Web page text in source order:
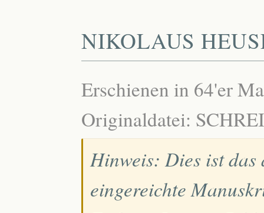
NIKOLAUS
Erschienen in 64'er
Originaldatei:
Hinweis: Dies ist das
eingereichte